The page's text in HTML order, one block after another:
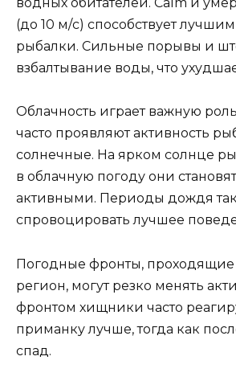
(до 10 м/с) способствует
рыбалки. Сильные порывы и
взбалтывание воды, что
Облачность играет важную
часто проявляют активность
солнечные. На ярком солнце
в облачную погоду они
активными. Периоды дождя
спровоцировать лучшее
Погодные фронты,
регион, могут резко менять
фронтом хищники часто
приманку лучше, тогда как
спад.